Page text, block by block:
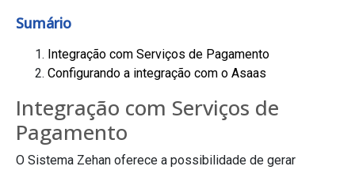
Sumário
Integração com Serviços de Pagamento
Configurando a integração com o Asaas
Integração com Serviços de
Pagamento
O Sistema Zehan oferece a possibilidade de gerar